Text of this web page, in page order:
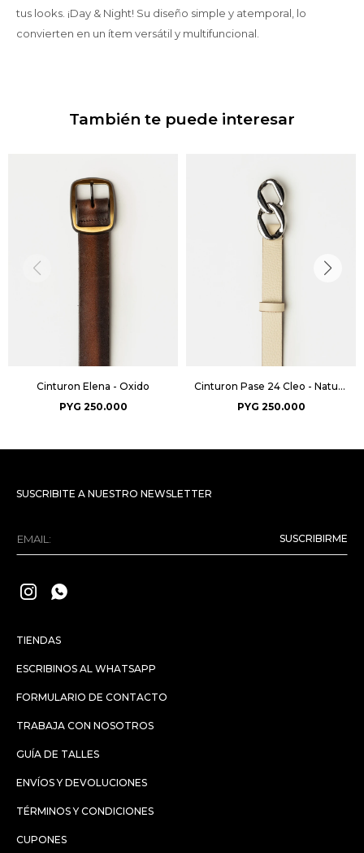
tus looks. ¡Day & Night! Su diseño simple y atemporal, lo
convierten en un ítem versátil y multifuncional.
También te puede interesar
Cinturon Elena - Oxido
PYG 250.000
Cinturon Pase 24 Cleo - Natural
PYG 250.000
TIENDAS
ESCRIBINOS AL WHATSAPP
FORMULARIO DE CONTACTO
TRABAJA CON NOSOTROS
GUÍA DE TALLES
ENVÍOS Y DEVOLUCIONES
TÉRMINOS Y CONDICIONES
CUPONES
SUSCRIBITE A NUESTRO NEWSLETTER
SUSCRIBIRME
 